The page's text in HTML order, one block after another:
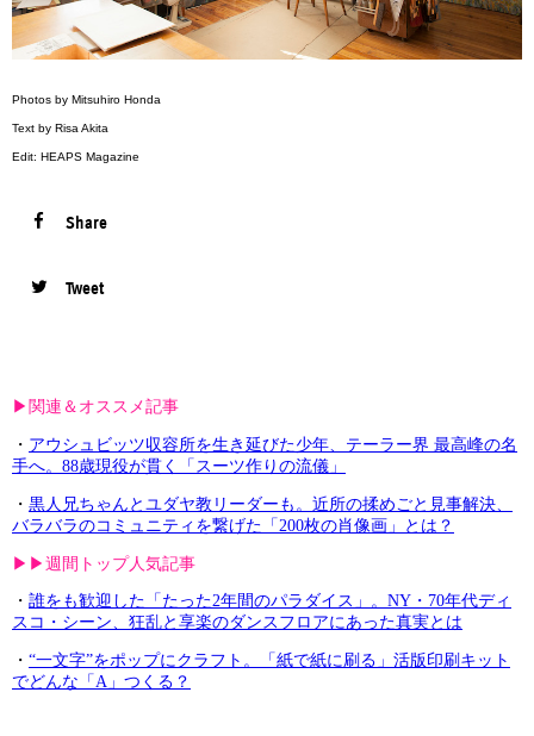
Photos by Mitsuhiro Honda
Text by Risa Akita
Edit: HEAPS Magazine
Share
Tweet
▶︎関連＆オススメ記事
・ アウシュビッツ収容所を生き延びた少年、テーラー界 最高峰の名
手へ。88歳現役が貫く「スーツ作りの流儀」
・ 黒人兄ちゃんとユダヤ教リーダーも。近所の揉めごと見事解決、
バラバラのコミュニティを繋げた「200枚の肖像画」とは？
▶︎▶︎週間トップ人気記事
・ 誰をも歓迎した「たった2年間のパラダイス」。NY・70年代ディ
スコ・シーン、狂乱と享楽のダンスフロアにあった真実とは
・ “一文字”をポップにクラフト。「紙で紙に刷る」活版印刷キット
でどんな「A」つくる？